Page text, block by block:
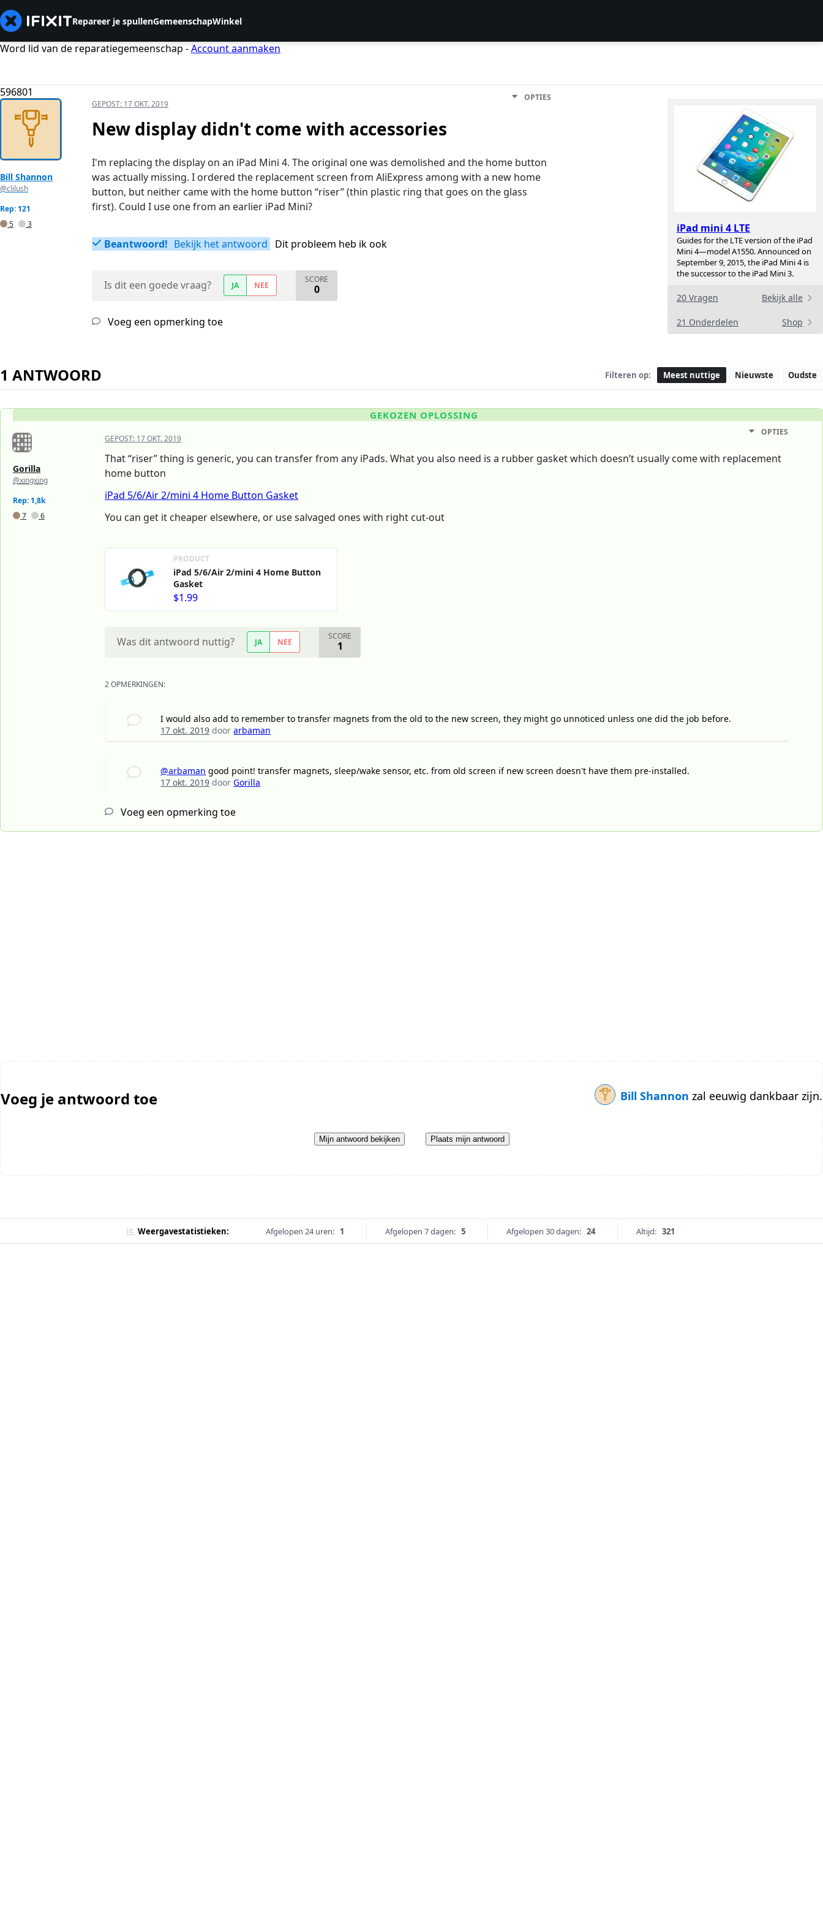
Repareer je spullenGemeenschapWinkel
Word lid van de reparatiegemeenschap -Account aanmaken
596801
iPad mini 4 LTE
Guides for the LTE version of the iPad
Mini 4—model A1550. Announced on
September 9, 2015, the iPad Mini 4 is
the successor to the iPad Mini 3.
20 Vragen Bekijk alle
21 Onderdelen Shop
Bill Shannon
@clilush
Rep: 121
5
3
GEPOST: 17 OKT. 2019
OPTIES
New display didn't come with accessories
I'm replacing the display on an iPad Mini 4. The original one was demolished and the home button
was actually missing. I ordered the replacement screen from AliExpress among with a new home
button, but neither came with the home button “riser” (thin plastic ring that goes on the glass
first). Could I use one from an earlier iPad Mini?
Beantwoord! Bekijk het antwoord Dit probleem heb ik ook
Is dit een goede vraag? JA NEE
SCORE
0
Voeg een opmerking toe
1 ANTWOORD Filteren op: Meest nuttige Nieuwste Oudste
GEKOZEN OPLOSSING
Gorilla
@xingxing
Rep: 1,8k
7
6
GEPOST: 17 OKT. 2019
OPTIES
That “riser” thing is generic, you can transfer from any iPads. What you also need is a rubber gasket which doesn’t usually come with replacement
home button
iPad 5/6/Air 2/mini 4 Home Button Gasket
You can get it cheaper elsewhere, or use salvaged ones with right cut-out
PRODUCT
iPad 5/6/Air 2/mini 4 Home Button
Gasket
$1.99
Was dit antwoord nuttig? JA NEE
SCORE
1
2 OPMERKINGEN:
I would also add to remember to transfer magnets from the old to the new screen, they might go unnoticed unless one did the job before.
17 okt. 2019 doorarbaman
@arbaman good point! transfer magnets, sleep/wake sensor, etc. from old screen if new screen doesn't have them pre-installed.
17 okt. 2019 doorGorilla
Voeg een opmerking toe
Voeg je antwoord toe Bill Shannon zal eeuwig dankbaar zijn.
Mijn antwoord bekijken Plaats mijn antwoord
Weergavestatistieken: Afgelopen 24 uren: 1 Afgelopen 7 dagen: 5 Afgelopen 30 dagen: 24 Altijd: 321